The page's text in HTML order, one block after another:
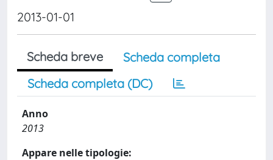
2013-01-01
Scheda breve
Scheda completa
Scheda completa (DC)
Anno
2013
Appare nelle tipologie: